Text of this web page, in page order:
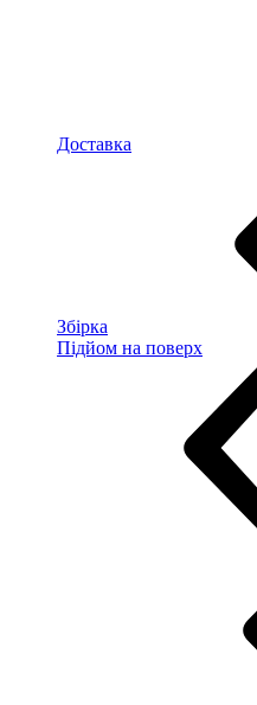
Доставка
Збірка
Підйом на поверх